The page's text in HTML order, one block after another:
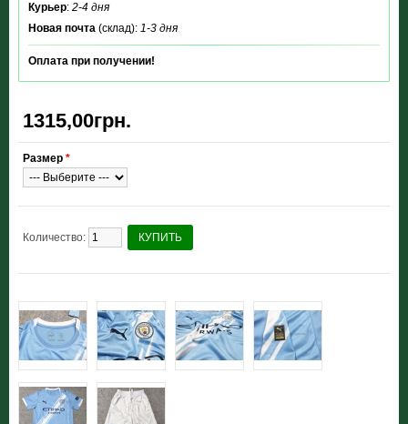
Курьер: 2-4 дня
Новая почта (склад): 1-3 дня
Оплата при получении!
1315,00грн.
Размер *
Количество: КУПИТЬ